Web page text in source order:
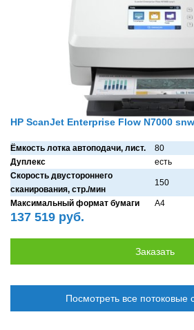
HP ScanJet Enterprise Flow N7000
Ёмкость лотка автоподачи, лист.
80
Дуплекс
есть
Скорость двустороннего
сканирования, стр./мин
150
Максимальный формат бумаги A4
137 519 руб.
Посмотреть все потоковые